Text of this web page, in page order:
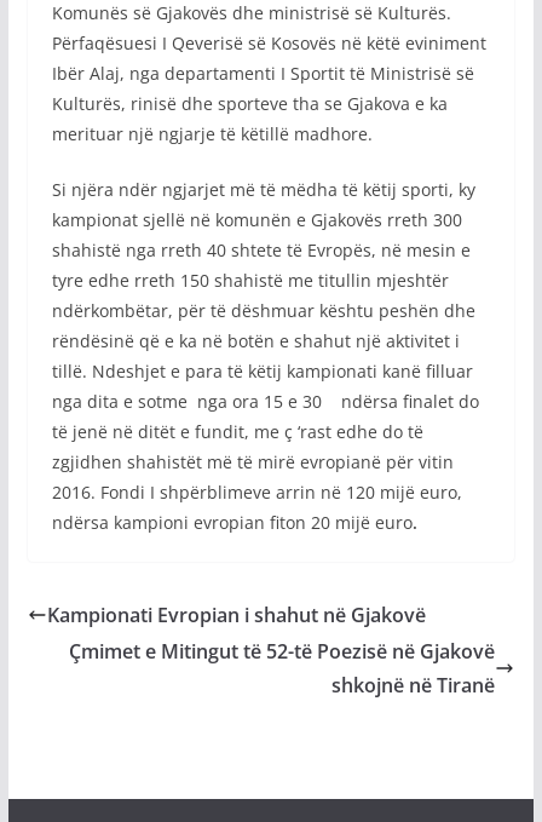
Komunës së Gjakovës dhe ministrisë së Kulturës.
Përfaqësuesi I Qeverisë së Kosovës në këtë eviniment
Ibër Alaj, nga departamenti I Sportit të Ministrisë së
Kulturës, rinisë dhe sporteve tha se Gjakova e ka
merituar një ngjarje të këtillë madhore.
Si njëra ndër ngjarjet më të mëdha të këtij sporti, ky
kampionat sjellë në komunën e Gjakovës rreth 300
shahistë nga rreth 40 shtete të Evropës, në mesin e
tyre edhe rreth 150 shahistë me titullin mjeshtër
ndërkombëtar, për të dëshmuar kështu peshën dhe
rëndësinë që e ka në botën e shahut një aktivitet i
tillë. Ndeshjet e para të këtij kampionati kanë filluar
nga dita e sotme nga ora 15 e 30 ndërsa finalet do
të jenë në ditët e fundit, me ç ‘rast edhe do të
zgjidhen shahistët më të mirë evropianë për vitin
2016. Fondi I shpërblimeve arrin në 120 mijë euro,
ndërsa kampioni evropian fiton 20 mijë euro.
Kampionati Evropian i shahut në Gjakovë
Çmimet e Mitingut të 52-të Poezisë në Gjakovë
shkojnë në Tiranë